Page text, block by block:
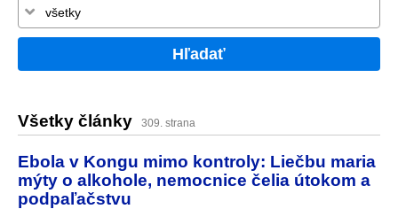
Hľadať
Všetky články 309. strana
Ebola v Kongu mimo kontroly: Liečbu maria
mýty o alkohole, nemocnice čelia útokom a
podpaľačstvu